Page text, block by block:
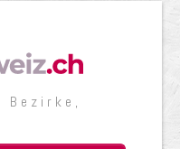
Bezirke,